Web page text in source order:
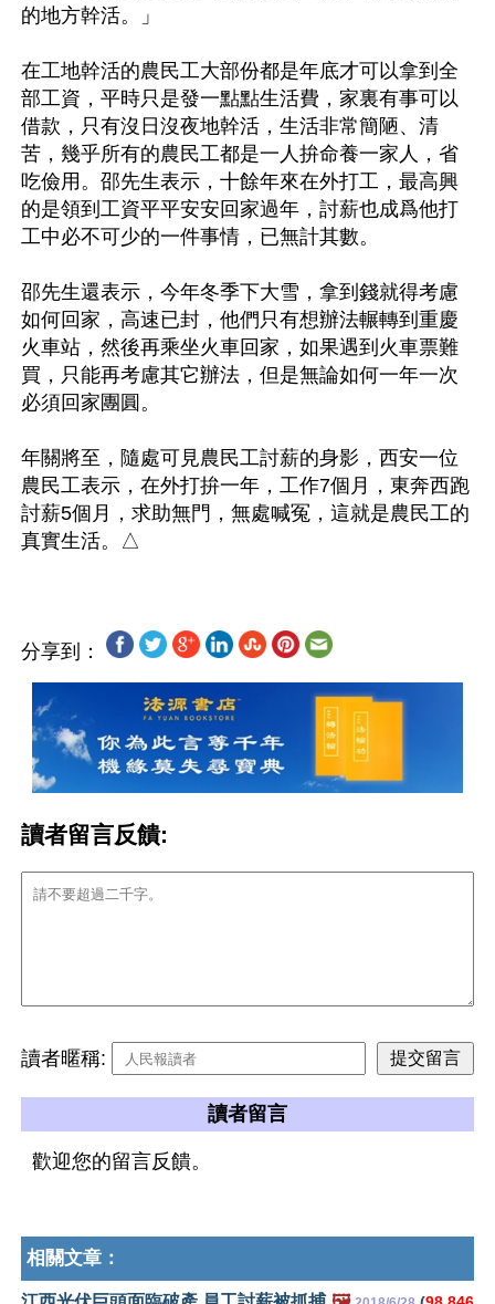
的地方幹活。」
在工地幹活的農民工大部份都是年底才可以拿到全
部工資，平時只是發一點點生活費，家裏有事可以
借款，只有沒日沒夜地幹活，生活非常簡陋、清
苦，幾乎所有的農民工都是一人拚命養一家人，省
吃儉用。邵先生表示，十餘年來在外打工，最高興
的是領到工資平平安安回家過年，討薪也成爲他打
工中必不可少的一件事情，已無計其數。
邵先生還表示，今年冬季下大雪，拿到錢就得考慮
如何回家，高速已封，他們只有想辦法輾轉到重慶
火車站，然後再乘坐火車回家，如果遇到火車票難
買，只能再考慮其它辦法，但是無論如何一年一次
必須回家團圓。
年關將至，隨處可見農民工討薪的身影，西安一位
農民工表示，在外打拚一年，工作7個月，東奔西跑
討薪5個月，求助無門，無處喊冤，這就是農民工的
分享到：
讀者留言反饋:
讀者暱稱:
讀者留言
歡迎您的留言反饋。
相關文章：